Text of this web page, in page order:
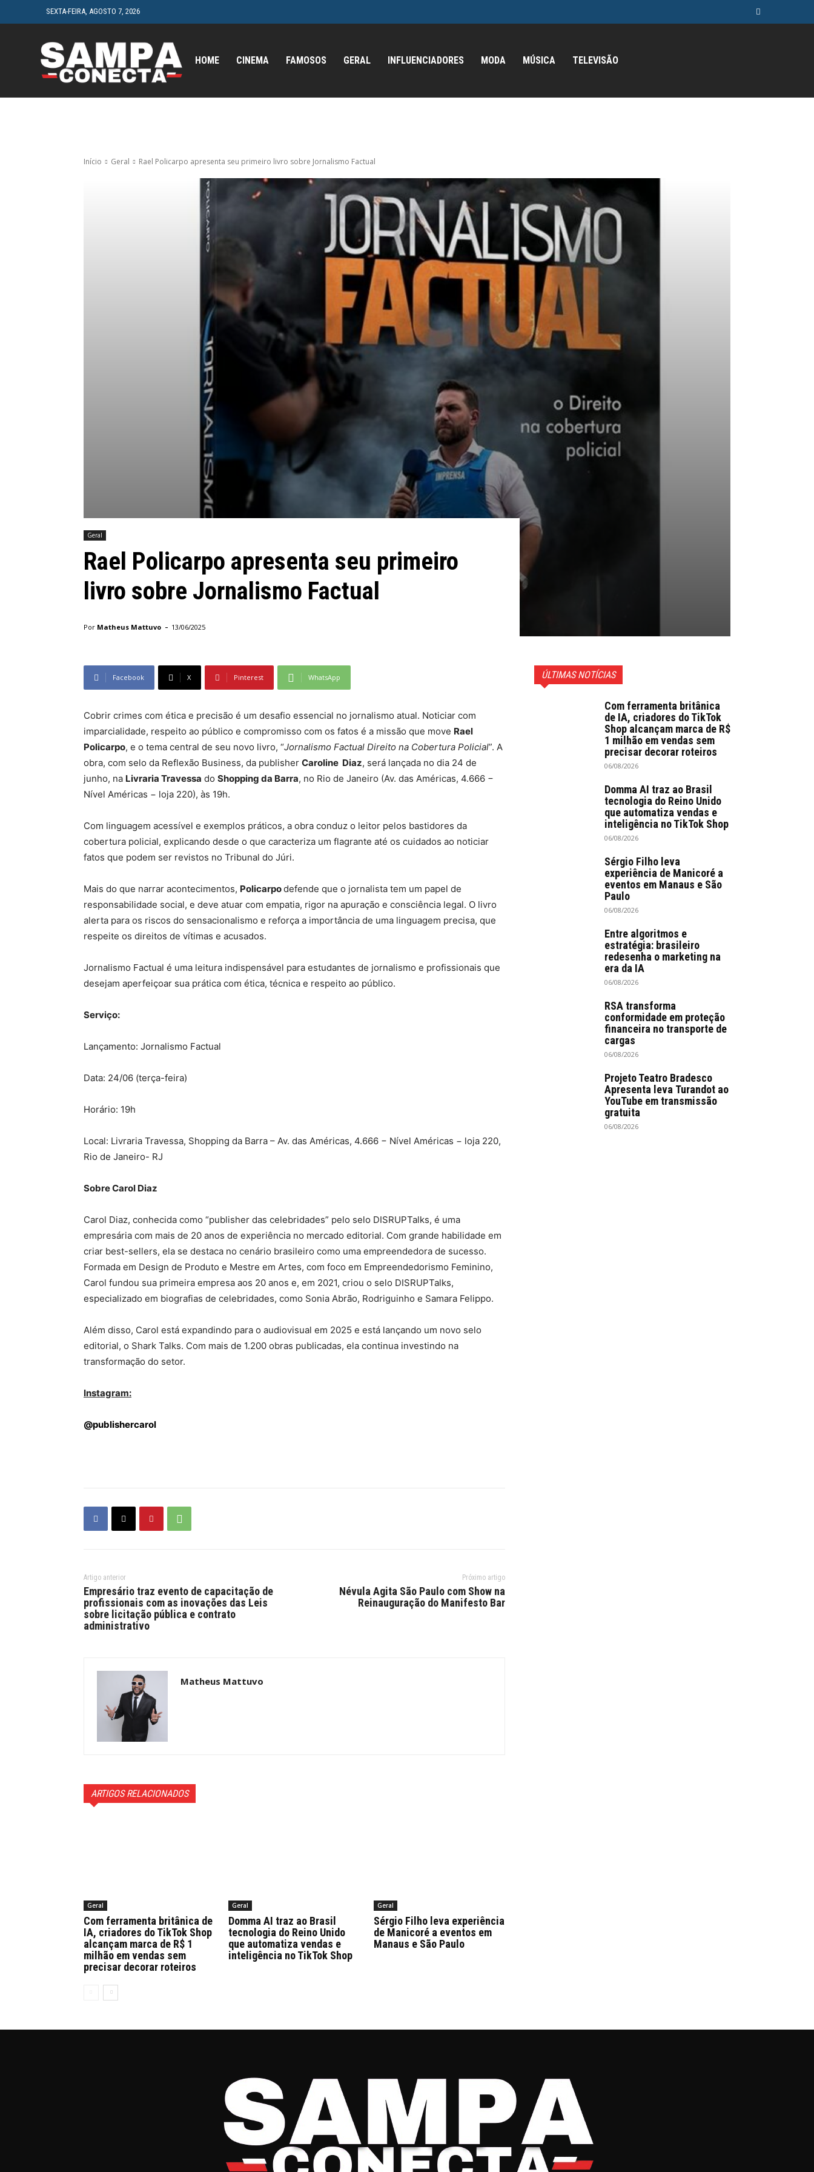
SEXTA-FEIRA, AGOSTO 7, 2026
HOME CINEMA FAMOSOS GERAL INFLUENCIADORES MODA MÚSICA TELEVISÃO
Início Geral Rael Policarpo apresenta seu primeiro livro sobre Jornalismo Factual
Geral
Rael Policarpo apresenta seu primeiro
livro sobre Jornalismo Factual
Por Matheus Mattuvo - 13/06/2025
Facebook X Pinterest WhatsApp
Cobrir crimes com ética e precisão é um desafio essencial no jornalismo atual. Noticiar com
imparcialidade, respeito ao público e compromisso com os fatos é a missão que move Rael
Policarpo, e o tema central de seu novo livro, “Jornalismo Factual Direito na Cobertura Policial”. A
obra, com selo da Reflexão Business, da publisher Caroline Diaz, será lançada no dia 24 de
junho, na Livraria Travessa do Shopping da Barra, no Rio de Janeiro (Av. das Américas, 4.666 −
Nível Américas − loja 220), às 19h.
Com linguagem acessível e exemplos práticos, a obra conduz o leitor pelos bastidores da
cobertura policial, explicando desde o que caracteriza um flagrante até os cuidados ao noticiar
fatos que podem ser revistos no Tribunal do Júri.
Mais do que narrar acontecimentos, Policarpodefende que o jornalista tem um papel de
responsabilidade social, e deve atuar com empatia, rigor na apuração e consciência legal. O livro
alerta para os riscos do sensacionalismo e reforça a importância de uma linguagem precisa, que
respeite os direitos de vítimas e acusados.
Jornalismo Factual é uma leitura indispensável para estudantes de jornalismo e profissionais que
desejam aperfeiçoar sua prática com ética, técnica e respeito ao público.
Serviço:
Lançamento: Jornalismo Factual
Data: 24/06 (terça-feira)
Horário: 19h
Local: Livraria Travessa, Shopping da Barra – Av. das Américas, 4.666 − Nível Américas − loja 220,
Rio de Janeiro- RJ
Sobre Carol Diaz
Carol Diaz, conhecida como “publisher das celebridades” pelo selo DISRUPTalks, é uma
empresária com mais de 20 anos de experiência no mercado editorial. Com grande habilidade em
criar best-sellers, ela se destaca no cenário brasileiro como uma empreendedora de sucesso.
Formada em Design de Produto e Mestre em Artes, com foco em Empreendedorismo Feminino,
Carol fundou sua primeira empresa aos 20 anos e, em 2021, criou o selo DISRUPTalks,
especializado em biografias de celebridades, como Sonia Abrão, Rodriguinho e Samara Felippo.
Além disso, Carol está expandindo para o audiovisual em 2025 e está lançando um novo selo
editorial, o Shark Talks. Com mais de 1.200 obras publicadas, ela continua investindo na
transformação do setor.
Instagram:
@publishercarol
Artigo anterior
Empresário traz evento de capacitação de
profissionais com as inovações das Leis
sobre licitação pública e contrato
administrativo
Próximo artigo
Névula Agita São Paulo com Show na
Reinauguração do Manifesto Bar
Matheus Mattuvo
ARTIGOS RELACIONADOS
Geral
Com ferramenta britânica de
IA, criadores do TikTok Shop
alcançam marca de R$ 1
milhão em vendas sem
precisar decorar roteiros
Geral
Domma AI traz ao Brasil
tecnologia do Reino Unido
que automatiza vendas e
inteligência no TikTok Shop
Geral
Sérgio Filho leva experiência
de Manicoré a eventos em
Manaus e São Paulo
ÚLTIMAS NOTÍCIAS
Com ferramenta britânica
de IA, criadores do TikTok
Shop alcançam marca de R$
1 milhão em vendas sem
precisar decorar roteiros
06/08/2026
Domma AI traz ao Brasil
tecnologia do Reino Unido
que automatiza vendas e
inteligência no TikTok Shop
06/08/2026
Sérgio Filho leva
experiência de Manicoré a
eventos em Manaus e São
Paulo
06/08/2026
Entre algoritmos e
estratégia: brasileiro
redesenha o marketing na
era da IA
06/08/2026
RSA transforma
conformidade em proteção
financeira no transporte de
cargas
06/08/2026
Projeto Teatro Bradesco
Apresenta leva Turandot ao
YouTube em transmissão
gratuita
06/08/2026